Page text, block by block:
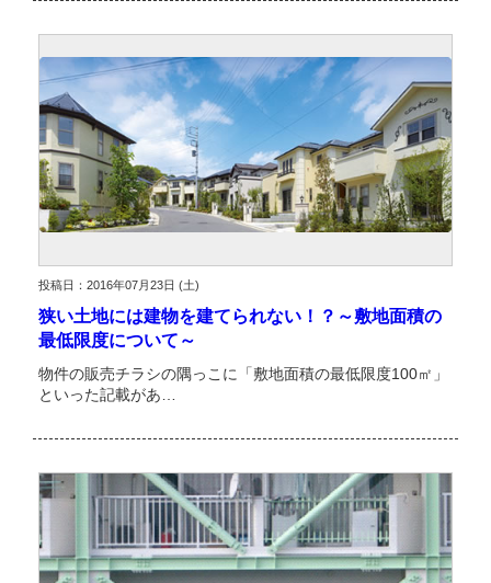
投稿日：2016年07月23日 (土)
狭い土地には建物を建てられない！？～敷地面積の
最低限度について～
物件の販売チラシの隅っこに「敷地面積の最低限度100㎡」
といった記載があ…